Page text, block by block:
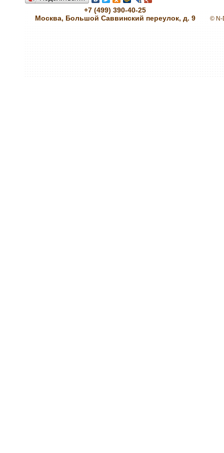
+7 (499) 390-40-25
Москва, Большой Саввинский переулок, д. 9
© N-